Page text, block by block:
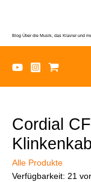
Blog Über die Musik, das Klavier und
Cordial
Alle Produkte
Verfügbarkeit: 21